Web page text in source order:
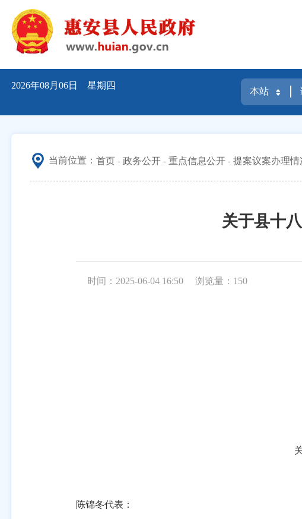
2026年08月06日 星期四
当前位置： 首页 政务公开 重点信息公开 提案议案办理情
关于县十
时间：2025-06-04 16:50 浏览量： 150
陈锦冬代表 ：